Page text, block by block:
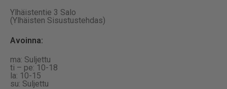
Ylhäistentie 3 Salo
(Ylhäisten Sisustustehdas)
Avoinna:
ma: Suljettu
ti – pe: 10-18
la: 10-15
su: Suljettu